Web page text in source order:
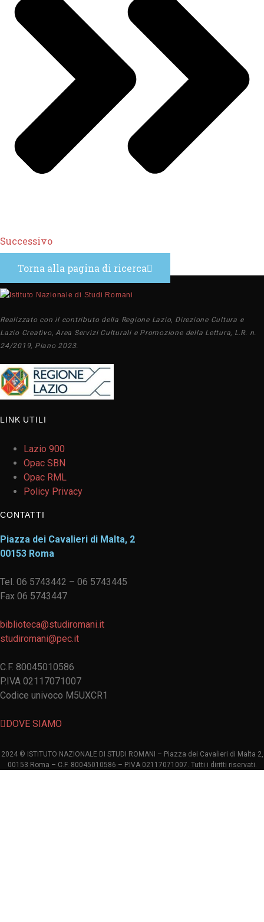
Successivo
Torna alla pagina di ricerca
Realizzato con il contributo della Regione Lazio, Direzione Cultura e
Lazio Creativo, Area Servizi Culturali e Promozione della Lettura, L.R. n.
24/2019, Piano 2023.
LINK UTILI
Lazio 900
Opac SBN
Opac RML
Policy Privacy
CONTATTI
Piazza dei Cavalieri di Malta, 2
00153 Roma
Tel. 06 5743442 – 06 5743445
Fax 06 5743447
biblioteca@studiromani.it
studiromani@pec.it
C.F. 80045010586
P.IVA 02117071007
Codice univoco M5UXCR1
DOVE SIAMO
2024 © ISTITUTO NAZIONALE DI STUDI ROMANI – Piazza dei Cavalieri di Malta 2,
00153 Roma – C.F. 80045010586 – P.IVA 02117071007. Tutti i diritti riservati.